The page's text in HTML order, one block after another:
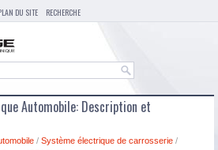
DU SITE RECHERCHE
Automobile: Description et
/ Système électrique de carrosserie /